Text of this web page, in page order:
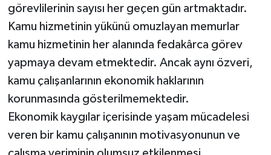
görevlilerinin sayısı her geçen gün artmaktadır.
Kamu hizmetinin yükünü omuzlayan memurlar
kamu hizmetinin her alanında fedakârca görev
yapmaya devam etmektedir. Ancak aynı özveri,
kamu çalışanlarının ekonomik haklarının
korunmasında gösterilmemektedir.
Ekonomik kaygılar içerisinde yaşam mücadelesi
veren bir kamu çalışanının motivasyonunun ve